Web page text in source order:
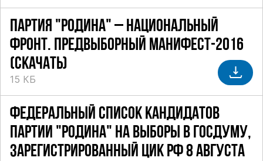
ПАРТИЯ "РОДИНА" – НАЦИОНАЛЬНЫЙ
ФРОНТ. ПРЕДВЫБОРНЫЙ МАНИФЕСТ-2016
(СКАЧАТЬ)
15 КБ
ФЕДЕРАЛЬНЫЙ СПИСОК КАНДИДАТОВ
ПАРТИИ "РОДИНА" НА ВЫБОРЫ В ГОСДУМУ,
ЗАРЕГИСТРИРОВАННЫЙ ЦИК РФ 8 АВГУСТА